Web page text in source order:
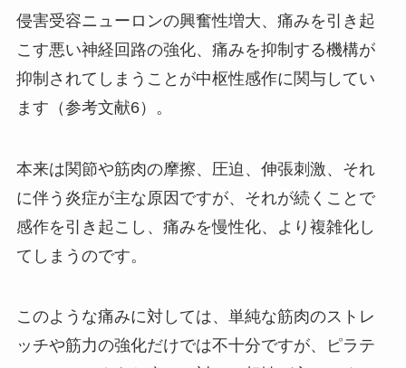
侵害受容ニューロンの興奮性増大、痛みを引き起
こす悪い神経回路の強化、痛みを抑制する機構が
抑制されてしまうことが中枢性感作に関与してい
ます（参考文献6）。
本来は関節や筋肉の摩擦、圧迫、伸張刺激、それ
に伴う炎症が主な原因ですが、それが続くことで
感作を引き起こし、痛みを慢性化、より複雑化し
てしまうのです。
このような痛みに対しては、単純な筋肉のストレ
ッチや筋力の強化だけでは不十分ですが、ピラテ